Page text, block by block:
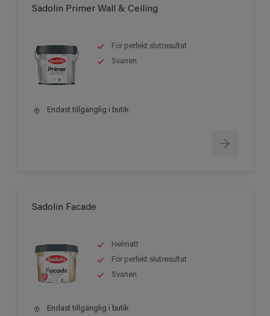
Sadolin Primer Wall & Ceiling
För perfekt slutresultat
Svanen
Endast tillgänglig i butik
Sadolin Facade
Helmatt
För perfekt slutresultat
Svanen
Endast tillgänglig i butik